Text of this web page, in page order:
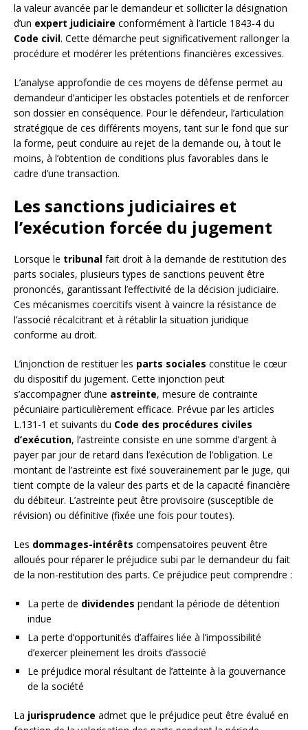
la valeur avancée par le demandeur et solliciter la désignation
d’un expert judiciaire conformément à l’article 1843-4 du
Code civil. Cette démarche peut significativement rallonger la
procédure et modérer les prétentions financières excessives.
L’analyse approfondie de ces moyens de défense permet au
demandeur d’anticiper les obstacles potentiels et de renforcer
son dossier en conséquence. Pour le défendeur, l’articulation
stratégique de ces différents moyens, tant sur le fond que sur
la forme, peut conduire au rejet de la demande ou, à tout le
moins, à l’obtention de conditions plus favorables dans le
cadre d’une transaction.
Les sanctions judiciaires et
l’exécution forcée du jugement
Lorsque le tribunal fait droit à la demande de restitution des
parts sociales, plusieurs types de sanctions peuvent être
prononcés, garantissant l’effectivité de la décision judiciaire.
Ces mécanismes coercitifs visent à vaincre la résistance de
l’associé récalcitrant et à rétablir la situation juridique
conforme au droit.
L’injonction de restituer les parts sociales constitue le cœur
du dispositif du jugement. Cette injonction peut
s’accompagner d’une astreinte, mesure de contrainte
pécuniaire particulièrement efficace. Prévue par les articles
L.131-1 et suivants du Code des procédures civiles
d’exécution, l’astreinte consiste en une somme d’argent à
payer par jour de retard dans l’exécution de l’obligation. Le
montant de l’astreinte est fixé souverainement par le juge, qui
tient compte de la valeur des parts et de la capacité financière
du débiteur. L’astreinte peut être provisoire (susceptible de
révision) ou définitive (fixée une fois pour toutes).
Les dommages-intérêts compensatoires peuvent être
alloués pour réparer le préjudice subi par le demandeur du fait
de la non-restitution des parts. Ce préjudice peut comprendre :
La perte de dividendes pendant la période de détention
indue
La perte d’opportunités d’affaires liée à l’impossibilité
d’exercer pleinement les droits d’associé
Le préjudice moral résultant de l’atteinte à la gouvernance
de la société
La jurisprudence admet que le préjudice peut être évalué en